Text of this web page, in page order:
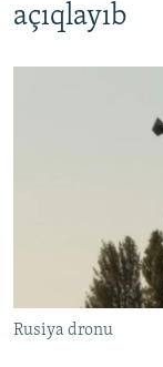
açıqlayıb
Rusiya dronu